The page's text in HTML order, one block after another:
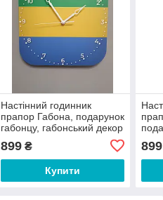
Настінний годинник
прапор Габона, подарунок
габонцу, габонський декор
899₴
Купити
899